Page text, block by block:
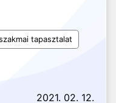
tapasztalat
2021. 02. 12.